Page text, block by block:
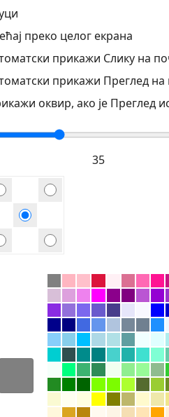
преко целог екрана
прикажи Слику на
прикажи Преглед на
оквир, ако је Преглед